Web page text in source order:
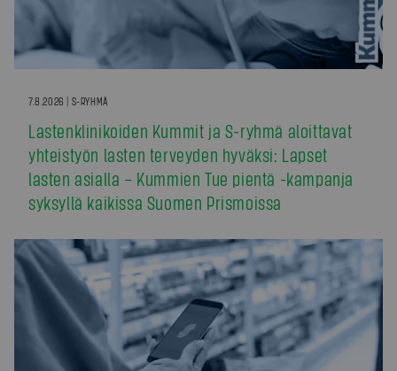
7.8.2026 | S-RYHMÄ
Lastenklinikoiden Kummit ja S-ryhmä aloittavat
yhteistyön lasten terveyden hyväksi: Lapset
lasten asialla – Kummien Tue pientä -kampanja
syksyllä kaikissa Suomen Prismoissa